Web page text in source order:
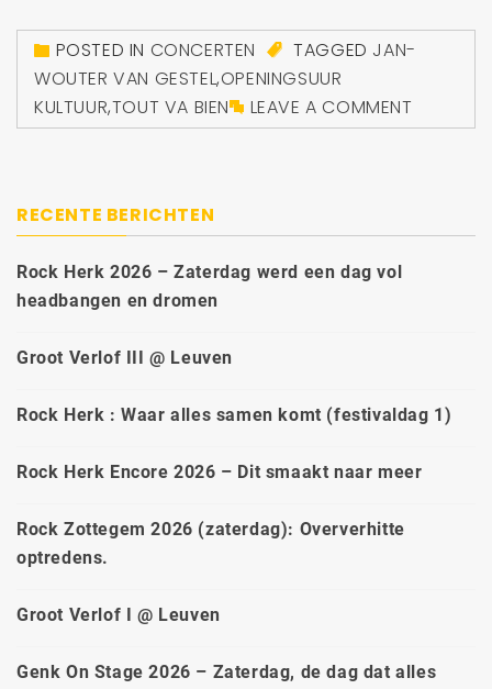
POSTED IN CONCERTEN TAGGED JAN-
WOUTER VAN GESTEL,OPENINGSUUR
KULTUUR,TOUT VA BIEN LEAVE A COMMENT
RECENTE BERICHTEN
Rock Herk 2026 – Zaterdag werd een dag vol
headbangen en dromen
Groot Verlof III @ Leuven
Rock Herk : Waar alles samen komt (festivaldag 1)
Rock Herk Encore 2026 – Dit smaakt naar meer
Rock Zottegem 2026 (zaterdag): Oververhitte
optredens.
Groot Verlof I @ Leuven
Genk On Stage 2026 – Zaterdag, de dag dat alles